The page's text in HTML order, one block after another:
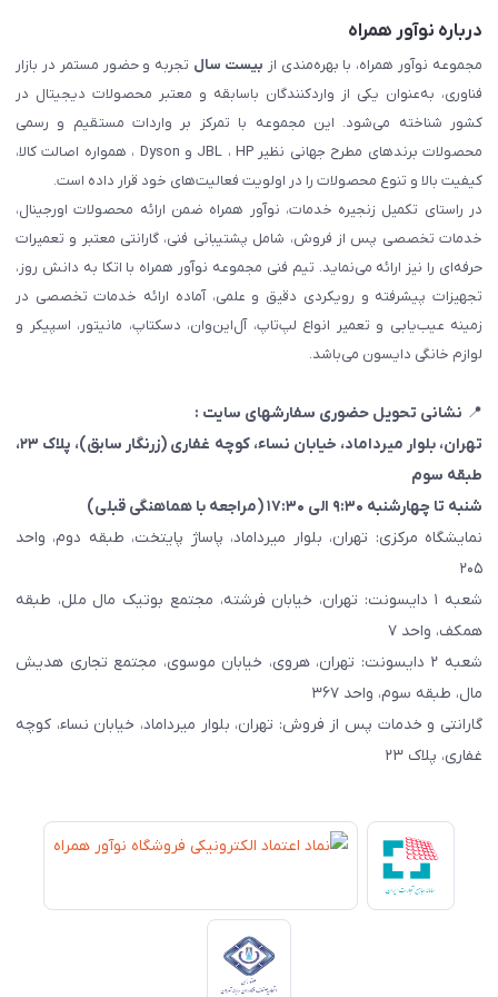
درباره نوآور همراه
مجموعه نوآور همراه، با بهره‌مندی از بیست سال تجربه و حضور مستمر در بازار
فناوری، به‌عنوان یکی از واردکنندگان باسابقه و معتبر محصولات دیجیتال در
کشور شناخته می‌شود. این مجموعه با تمرکز بر واردات مستقیم و رسمی
محصولات برندهای مطرح جهانی نظیر JBL ، HP و Dyson ، همواره اصالت کالا،
کیفیت بالا و تنوع محصولات را در اولویت فعالیت‌های خود قرار داده است.
در راستای تکمیل زنجیره خدمات، نوآور همراه ضمن ارائه محصولات اورجینال،
خدمات تخصصی پس از فروش، شامل پشتیبانی فنی، گارانتی معتبر و تعمیرات
حرفه‌ای را نیز ارائه می‌نماید. تیم فنی مجموعه نوآور همراه با اتکا به دانش روز،
تجهیزات پیشرفته و رویکردی دقیق و علمی، آماده ارائه خدمات تخصصی در
زمینه عیب‌یابی و تعمیر انواع لپ‌تاپ، آل‌این‌وان، دسکتاپ، مانیتور، اسپیکر و
لوازم خانگی دایسون می‌باشد.
📍 نشانی تحویل حضوری سفارشهای سایت :
تهران، بلوار میرداماد، خیابان نساء، کوچه غفاری (زرنگار سابق)
، پلاک ۲۳،
طبقه سوم
شنبه تا چهارشنبه ۹:۳۰ الی ۱۷:۳۰ (مراجعه با هماهنگی قبلی)
نمایشگاه مرکزی: تهران، بلوار میرداماد، پاساژ پایتخت، طبقه دوم، واحد
۲۰۵
شعبه ۱ دایسونت: تهران، خیابان فرشته، مجتمع بوتیک مال ملل، طبقه
همکف، واحد ۷
شعبه ۲ دایسونت: تهران، هروی، خیابان موسوی، مجتمع تجاری هدیش
مال، طبقه سوم، واحد ۳۶۷
گارانتی و خدمات پس از فروش: تهران، بلوار میرداماد، خیابان نساء، کوچه
غفاری، پلاک ۲۳